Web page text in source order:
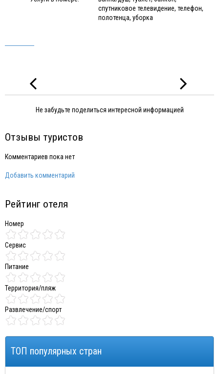
спутниковое телевидение, телефон,
полотенца, уборка
Не забудьте поделиться интересной информацией
Отзывы туристов
Комментариев пока нет
Добавить комментарий
Рейтинг отеля
Номер
Сервис
Питание
Территория/пляж
Развлечение/спорт
ТОП популярных стран